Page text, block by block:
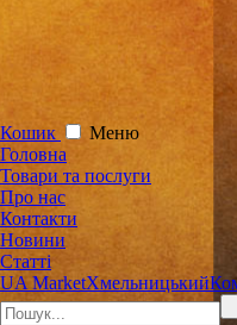
Кошик
Меню
Головна
Товари та послуги
Про нас
Контакти
Новини
Статті
UA MarketХмельницький